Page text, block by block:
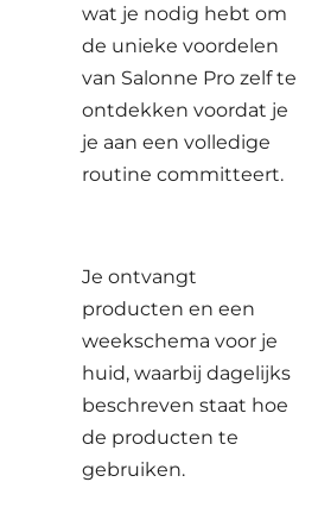
wat je nodig hebt om
de unieke voordelen
van Salonne Pro zelf te
ontdekken voordat je
je aan een volledige
routine committeert.
Je ontvangt
producten en een
weekschema voor je
huid, waarbij dagelijks
beschreven staat hoe
de producten te
gebruiken.